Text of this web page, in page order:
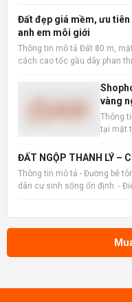
Đất đẹp giá mềm, ưu
anh em môi giới
Thông tin mô tả Đất 80 m,
cách cao tốc gầu dây phan
vặt nhà đất uy tín 🔗 Tin gốc
vàng
Thông
tại mặt
mại
tức thì
ĐẤT NGỘP THANH LÝ –
Thông tin mô tả - Đường bê
dân cư sinh sống ổn định. -